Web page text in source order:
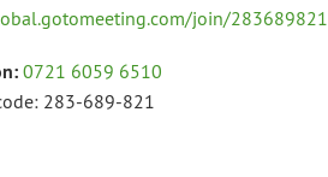
join/283689821
0721 6059 6510
283-689-821